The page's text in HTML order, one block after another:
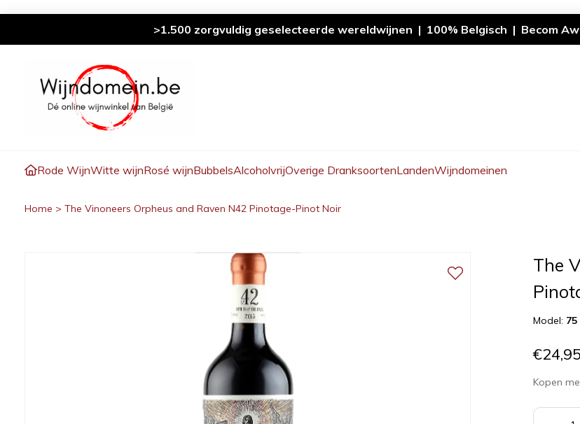
>1.500 zorgvuldig geselecteerde wereldwijnen | 100% Belgisch | Becom
Rode WijnWitte wijnRosé wijnBubbelsAlcoholvrijOverige DranksoortenLandenWijndomeinen
Home > The Vinoneers Orpheus and Raven N42 Pinotage-Pinot Noir
The
Model: 75
€24,95
Kopen